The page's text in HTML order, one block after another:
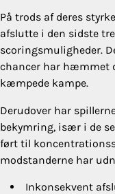
På trods af deres
afslutte i den sidste
scoringsmuligheder.
chancer har hæmmet
kæmpede kampe.
Derudover har
bekymring, især i de
ført til
modstanderne har
Inkonsekvent